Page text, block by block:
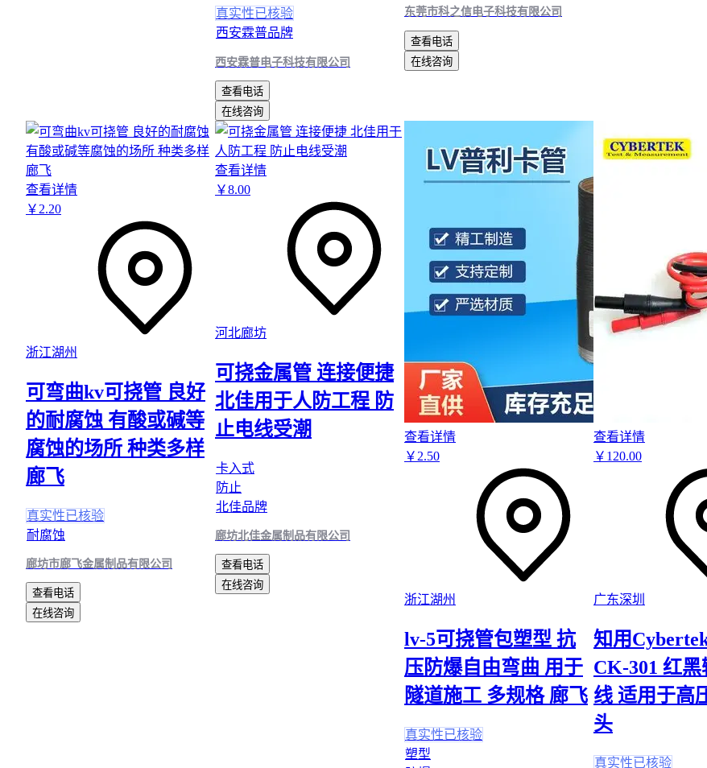
采购Tritan材质产品时，许多用户只关注主材成本，却忽略了
的必要性。色母添加系统和质检设备直接影响产品的长期稳
炭黑分散度检测仪
则难以发现内部气泡或杂质。这些隐患在使用初期可能
效果与材质保护。普通高温消毒可能加速Tritan分子链断裂，
保证食品接触安全的同时，对塑料的氧化压力更小。这类配套
加前期投入，但能显著延长产品使用寿命。
抗氧剂塑料添加剂
加工类：确保注塑机温度控制系统与Tritan的耐温范围兼
消毒类：避免使用会释放增塑剂的化学消毒剂
五、哪些日常操作正在悄悄损耗你的
Tritan的耐化学性虽优于普通塑料，但长期接触碱性清洁剂仍
清洗，避免用钢丝球等硬物刮
硅胶密封圈的杯盖，还应定期检查密封圈是否变形，防止因密
液体渗入螺纹结构。
温度骤变是另一个隐形杀手。装有热饮的Tritan杯体直接放入
冬季户外使用时未加
保护，都容易因热胀冷缩产生微
损伤初期难以察觉，但会明显降低产品的抗冲击性PA66等级表
建立定期维护记录能提前发现问题：
每月检查杯口、螺纹等应力集中部位是否有发白现象
塑料冲击试验机抽样测试旧产品剩余强度
更换批次时对比新旧产品的紫外线透光率变化
评估Tritan产品的真实成本，需要将主材采购、配套检测、使
一框架。与其纠结每公斤
的单价差异，不如计算单位
合使用成本——优质的Tritan配合正确的消毒柜和保温措施，
更具经济性。
真实性已核验
西安霖普品牌
西安霖普电子科技有限公司
查看电话
在线咨询
东莞市科之信电子科技有限公司
查看电话
在线咨询
查看详情
￥ 2.20
浙江湖州
可弯曲kv可挠管 良好
的耐腐蚀 有酸或碱等
腐蚀的场所 种类多样
廊飞
真实性已核验
耐腐蚀
廊坊市廊飞金属制品有限公司
查看电话
在线咨询
查看详情
￥8.00
河北廊坊
可挠金属管 连接便捷
北佳用于人防工程 防
止电线受潮
卡入式
防止
北佳品牌
廊坊北佳金属制品有限公司
查看电话
在线咨询
查看详情
￥ 2.50
浙江湖州
lv-5可挠管包塑型 抗
压防爆自由弯曲 用于
隧道施工 多规格 廊飞
真实性已核验
塑型
查看详情
￥ 120.00
广东深圳
知用
CK-301 红
线 适用于高
头
真实性已核验